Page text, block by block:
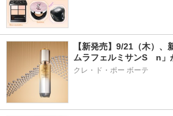
【新発売】9/21（木）、
ムラフェルミサンS　n」
クレ・ド・ポー ボーテ